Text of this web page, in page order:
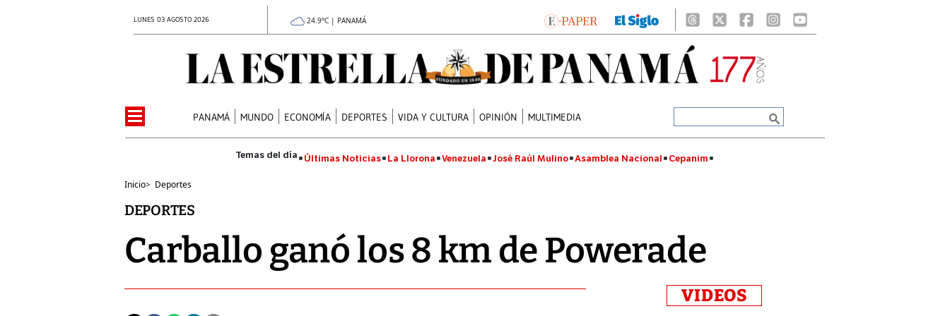
LUNES 03 AGOSTO 2026 24.9°C | PANAMÁ
PANAMÁ MUNDO ECONOMÍA DEPORTES VIDA Y CULTURA OPINIÓN MULTIMEDIA
Últimas Noticias La Llorona Venezuela José Raúl Mulino Asamblea Nacional Cepanim
Inicio> Deportes
DEPORTES
Carballo ganó los 8 km de Powerade
VIDEOS